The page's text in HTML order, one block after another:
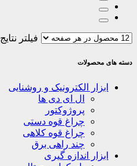
فیلتر نتایج
دسته های محصولات
ابزار الکترونیک و روشنایی
ال ای دی ها
پروژوکتور
چراغ قوه دستی
چراغ قوه کلاهی
چند راهی برق
ابزار اندازه گیری